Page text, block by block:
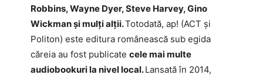
Robbins, Wayne Dyer, Steve Harvey, Gino
Wickman și mulți alții.Totodată, ap! (ACT și
Politon) este editura românească sub egida
căreia au fost publicate cele mai multe
audiobookuri la nivel local.Lansată în 2014,